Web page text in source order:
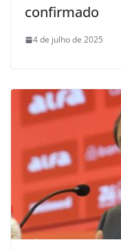
confirmado
4 de julho de 2025